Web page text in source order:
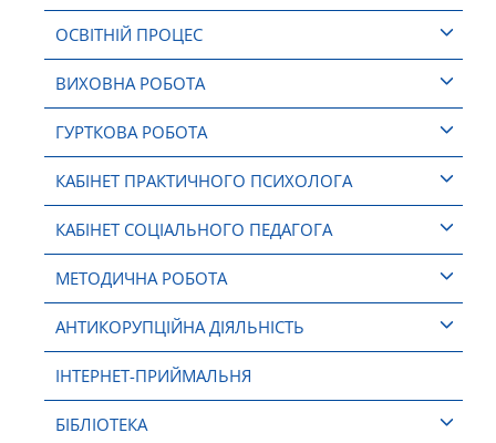
ОСВІТНІЙ ПРОЦЕС
ВИХОВНА РОБОТА
ГУРТКОВА РОБОТА
КАБІНЕТ ПРАКТИЧНОГО ПСИХОЛОГА
КАБІНЕТ СОЦІАЛЬНОГО ПЕДАГОГА
МЕТОДИЧНА РОБОТА
АНТИКОРУПЦІЙНА ДІЯЛЬНІСТЬ
ІНТЕРНЕТ-ПРИЙМАЛЬНЯ
БІБЛІОТЕКА